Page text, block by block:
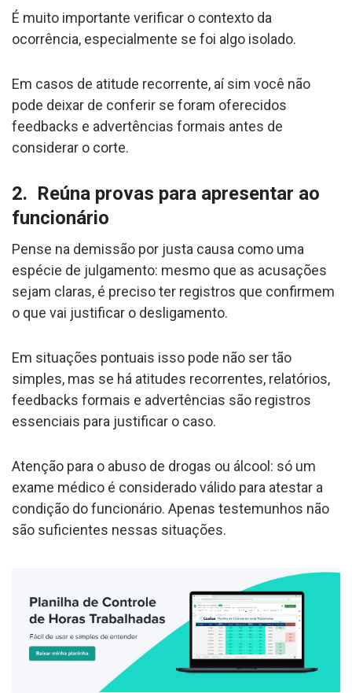
É muito importante verificar o contexto da
ocorrência, especialmente se foi algo isolado.
Em casos de atitude recorrente, aí sim você não
pode deixar de conferir se foram oferecidos
feedbacks e advertências formais antes de
considerar o corte.
2. Reúna provas para apresentar ao
funcionário
Pense na demissão por justa causa como uma
espécie de julgamento: mesmo que as acusações
sejam claras, é preciso ter registros que confirmem
o que vai justificar o desligamento.
Em situações pontuais isso pode não ser tão
simples, mas se há atitudes recorrentes, relatórios,
feedbacks formais e advertências são registros
essenciais para justificar o caso.
Atenção para o abuso de drogas ou álcool: só um
exame médico é considerado válido para atestar a
condição do funcionário. Apenas testemunhos não
são suficientes nessas situações.